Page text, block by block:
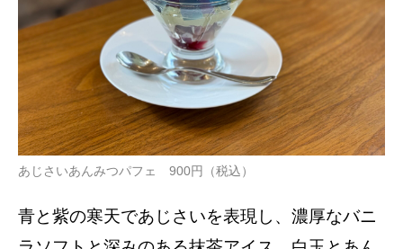
あじさいあんみつパフェ 900円（税込）
青と紫の寒天であじさいを表現し、濃厚なバニ